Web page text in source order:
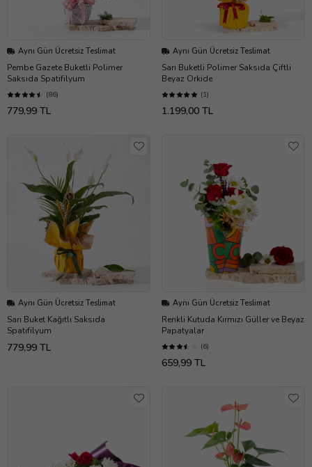
Aynı Gün Ücretsiz Teslimat
Pembe Gazete Buketli Polimer
Saksıda Spatifilyum
(86)
779,99 TL
Aynı Gün Ücretsiz Teslimat
Sarı Buketli Polimer Saksıda Çiftli
Beyaz Orkide
(1)
1.199,00 TL
Aynı Gün Ücretsiz Teslimat
Sarı Buket Kağıtlı Saksıda
Spatifilyum
779,99 TL
Aynı Gün Ücretsiz Teslimat
Renkli Kutuda Kırmızı Güller ve Beyaz
Papatyalar
(6)
659,99 TL